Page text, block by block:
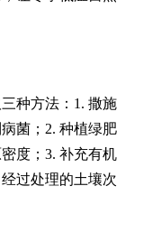
种方法：1. 撒施
菌；2. 种植绿肥
度；3. 补充有机
过处理的土壤次